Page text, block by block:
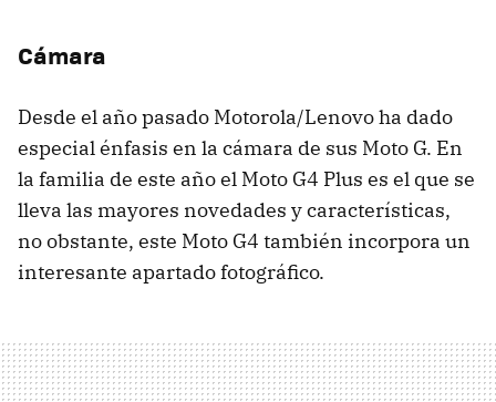
Cámara
Desde el año pasado Motorola/Lenovo ha dado
especial énfasis en la cámara de sus Moto G. En
la familia de este año el Moto G4 Plus es el que se
lleva las mayores novedades y características,
no obstante, este Moto G4 también incorpora un
interesante apartado fotográfico.